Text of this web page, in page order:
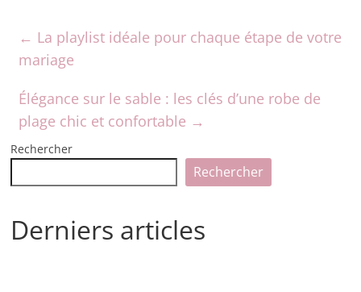
← La playlist idéale pour chaque étape de votre
mariage
Élégance sur le sable : les clés d’une robe de
plage chic et confortable →
Rechercher
Rechercher
Derniers articles